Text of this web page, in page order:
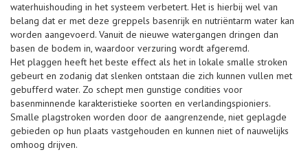
waterhuishouding in het systeem verbetert. Het is hierbij wel van
belang dat er met deze greppels basenrijk en nutriëntarm water kan
worden aangevoerd. Vanuit de nieuwe watergangen dringen dan
basen de bodem in, waardoor verzuring wordt afgeremd.
Het plaggen heeft het beste effect als het in lokale smalle stroken
gebeurt en zodanig dat slenken ontstaan die zich kunnen vullen met
gebufferd water. Zo schept men gunstige condities voor
basenminnende karakteristieke soorten en verlandingspioniers.
Smalle plagstroken worden door de aangrenzende, niet geplagde
gebieden op hun plaats vastgehouden en kunnen niet of nauwelijks
omhoog drijven.